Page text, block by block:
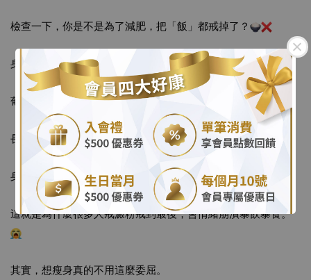
.
檢查一下，你是不是為了減肥，把「飯」都戒掉了？
身為食科博士，我要嚴肅地告訴大家：
葡萄糖是大腦最主要的能量來源。
長期不吃澱粉，就像車子不加油卻硬要跑，
身體會產生極大的「生理壓力」，反而更難瘦！
這就是為什麼很多人戒澱粉戒到最後，會情緒崩潰暴飲暴食。
其實，想瘦身真的不用這麼委屈。